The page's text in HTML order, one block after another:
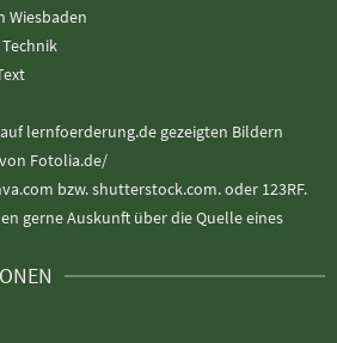
Wiesbaden
lernfoerderung.de gezeigten Bildern
Fotolia.de/
bzw. shutterstock.com. oder 123RF.
gerne Auskunft über die Quelle eines